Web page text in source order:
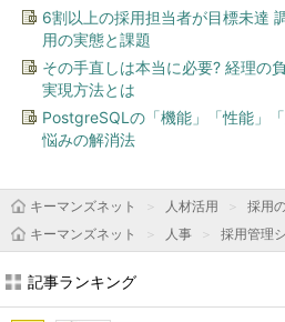
6割以上の採用担当者が目標未達
用の実態と課題
その手直しは本当に必要? 経理の
実現方法とは
PostgreSQLの「機能」「性能」
悩みの解消法
キーマンズネット 人材活用 採用
キーマンズネット
人事 採用管理
記事ランキング